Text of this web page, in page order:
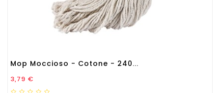
Mop Moccioso - Cotone - 240...
Prezzo
3,79 €